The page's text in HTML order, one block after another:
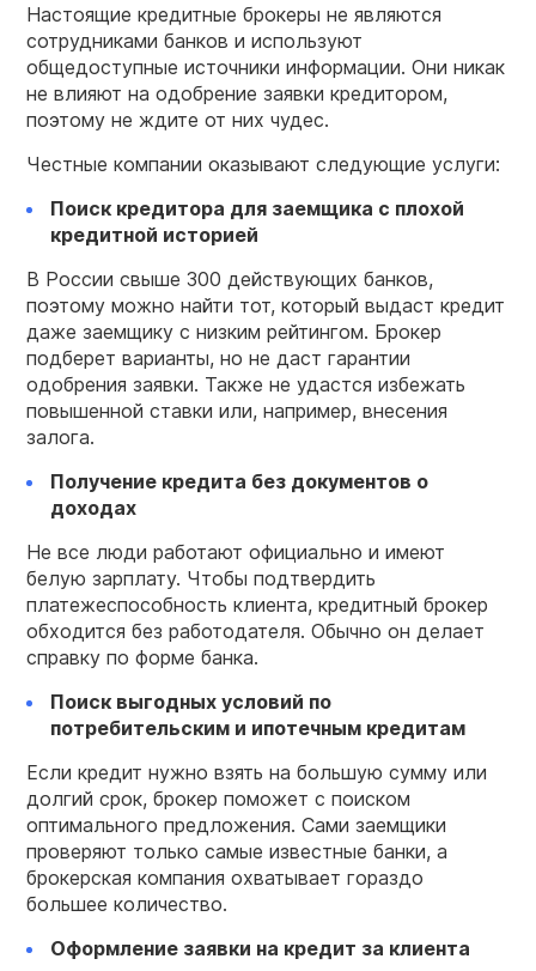
Настоящие кредитные брокеры не являются
сотрудниками банков и используют
общедоступные источники информации. Они никак
не влияют на одобрение заявки кредитором,
поэтому не ждите от них чудес.
Честные компании оказывают следующие услуги:
Поиск кредитора для заемщика с плохой
кредитной историей
В России свыше 300 действующих банков,
поэтому можно найти тот, который выдаст кредит
даже заемщику с низким рейтингом. Брокер
подберет варианты, но не даст гарантии
одобрения заявки. Также не удастся избежать
повышенной ставки или, например, внесения
залога.
Получение кредита без документов о
доходах
Не все люди работают официально и имеют
‎белую зарплату. Чтобы подтвердить
платежеспособность клиента, кредитный брокер
обходится без работодателя. Обычно он делает
справку по форме банка.
Поиск выгодных условий по
потребительским и ипотечным кредитам
Если кредит нужно взять на большую сумму или
долгий срок, брокер поможет с поиском
оптимального предложения. Сами заемщики
проверяют только самые известные банки, а
брокерская компания охватывает гораздо
большее количество.
Оформление заявки на кредит за клиента